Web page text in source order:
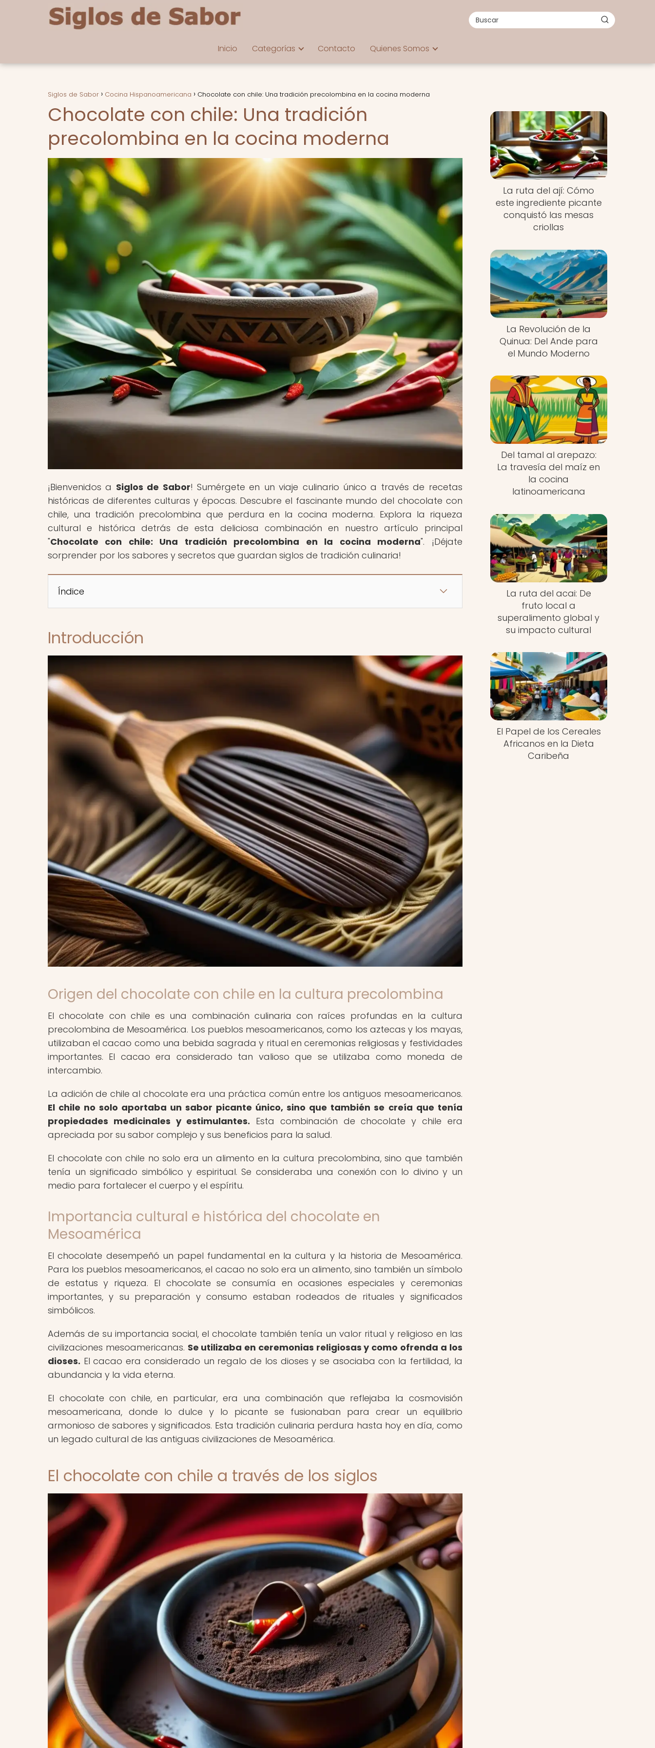
Inicio Categorías Contacto Quienes Somos
Siglos de Sabor Cocina Hispanoamericana Chocolate con chile: Una tradición precolombina en la cocina moderna
Chocolate con chile: Una tradición
precolombina en la cocina moderna
¡Bienvenidos a Siglos de Sabor! Sumérgete en un viaje culinario único a través de recetas
históricas de diferentes culturas y épocas. Descubre el fascinante mundo del chocolate con
chile, una tradición precolombina que perdura en la cocina moderna. Explora la riqueza
cultural e histórica detrás de esta deliciosa combinación en nuestro artículo principal
"Chocolate con chile: Una tradición precolombina en la cocina moderna". ¡Déjate
sorprender por los sabores y secretos que guardan siglos de tradición culinaria!
Índice
Introducción
Origen del chocolate con chile en la cultura precolombina
El chocolate con chile es una combinación culinaria con raíces profundas en la cultura
precolombina de Mesoamérica. Los pueblos mesoamericanos, como los aztecas y los mayas,
utilizaban el cacao como una bebida sagrada y ritual en ceremonias religiosas y festividades
importantes. El cacao era considerado tan valioso que se utilizaba como moneda de
intercambio.
La adición de chile al chocolate era una práctica común entre los antiguos mesoamericanos.
El chile no solo aportaba un sabor picante único, sino que también se creía que tenía
propiedades medicinales y estimulantes. Esta combinación de chocolate y chile era
apreciada por su sabor complejo y sus beneficios para la salud.
El chocolate con chile no solo era un alimento en la cultura precolombina, sino que también
tenía un significado simbólico y espiritual. Se consideraba una conexión con lo divino y un
medio para fortalecer el cuerpo y el espíritu.
Importancia cultural e histórica del chocolate en
Mesoamérica
El chocolate desempeñó un papel fundamental en la cultura y la historia de Mesoamérica.
Para los pueblos mesoamericanos, el cacao no solo era un alimento, sino también un símbolo
de estatus y riqueza. El chocolate se consumía en ocasiones especiales y ceremonias
importantes, y su preparación y consumo estaban rodeados de rituales y significados
simbólicos.
Además de su importancia social, el chocolate también tenía un valor ritual y religioso en las
civilizaciones mesoamericanas. Se utilizaba en ceremonias religiosas y como ofrenda a los
dioses. El cacao era considerado un regalo de los dioses y se asociaba con la fertilidad, la
abundancia y la vida eterna.
El chocolate con chile, en particular, era una combinación que reflejaba la cosmovisión
mesoamericana, donde lo dulce y lo picante se fusionaban para crear un equilibrio
armonioso de sabores y significados. Esta tradición culinaria perdura hasta hoy en día, como
un legado cultural de las antiguas civilizaciones de Mesoamérica.
El chocolate con chile a través de los siglos
La ruta del ají: Cómo
este ingrediente picante
conquistó las mesas
criollas
La Revolución de la
Quinua: Del Ande para
el Mundo Moderno
Del tamal al arepazo:
La travesía del maíz en
la cocina
latinoamericana
La ruta del acai: De
fruto local a
superalimento global y
su impacto cultural
El Papel de los Cereales
Africanos en la Dieta
Caribeña